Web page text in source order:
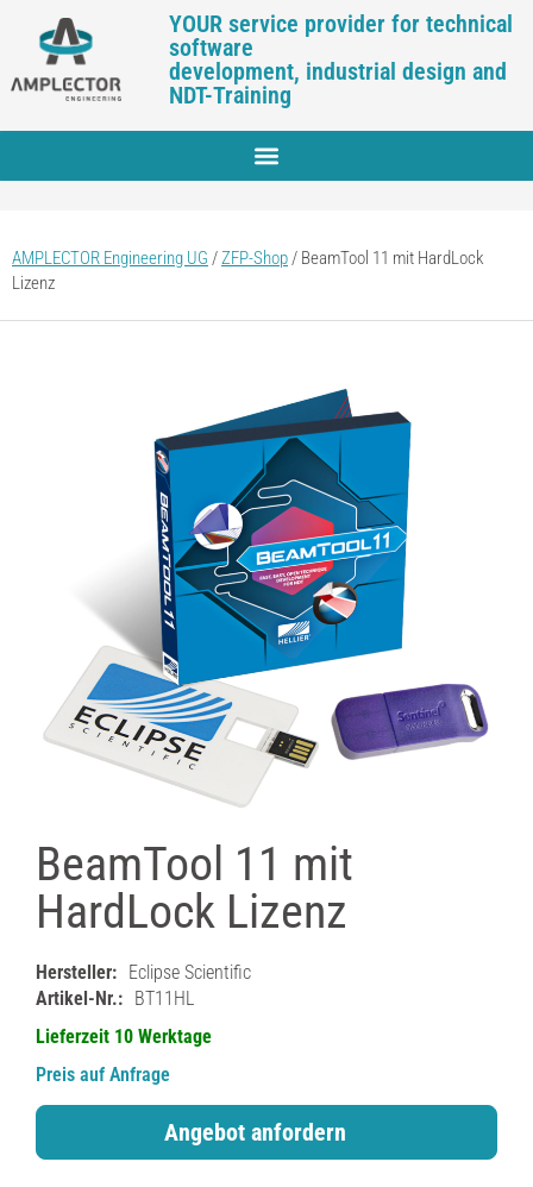
YOUR service provider for technical
software
development, industrial design and
NDT-Training
AMPLECTOR Engineering UG /ZFP-Shop/ BeamTool 11 mit HardLock
Lizenz
BeamTool 11 mit
HardLock Lizenz
Hersteller: Eclipse Scientific
Artikel-Nr.: BT11HL
Lieferzeit 10 Werktage
Preis auf Anfrage
Angebot anfordern